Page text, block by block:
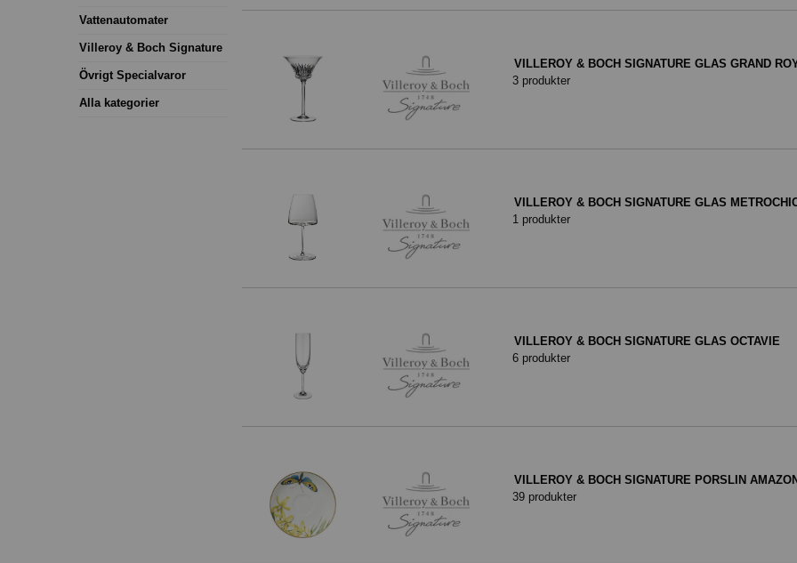
Vattenautomater
Villeroy & Boch Signature
Övrigt Specialvaror
Alla kategorier
VILLEROY & BOCH SIGNATURE GLAS GRAND
3 produkter
VILLEROY & BOCH SIGNATURE GLAS
1 produkter
VILLEROY & BOCH SIGNATURE GLAS OCTAVIE
6 produkter
VILLEROY & BOCH SIGNATURE PORSLIN
39 produkter